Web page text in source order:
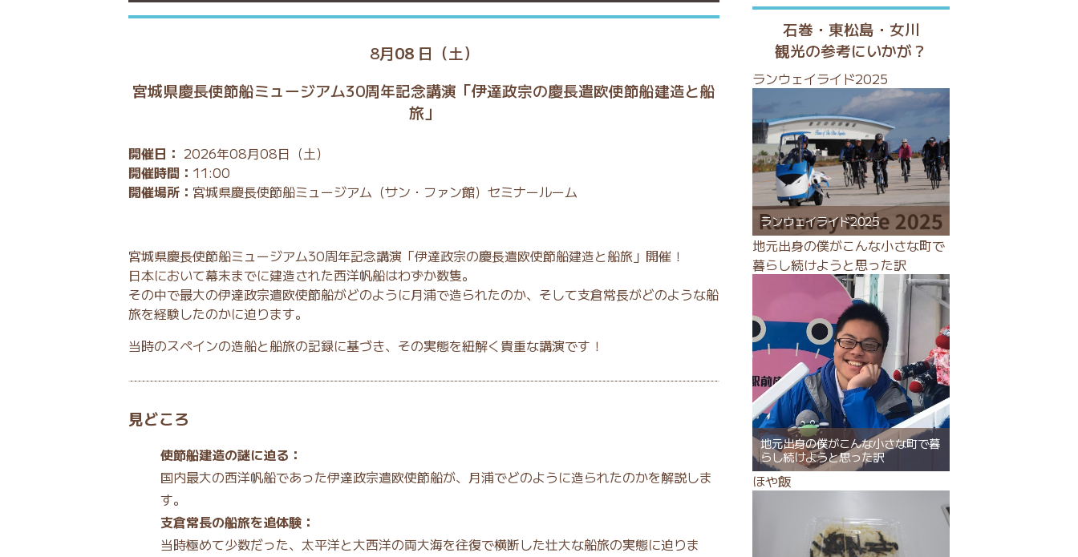
8月08 日（土）
宮城県慶長使節船ミュージアム30周年記念講演「伊達政宗の慶長遣欧使節船建造と船
旅」
開催日： 2026年08月08日（土）
開催時間： 11:00
開催場所： 宮城県慶長使節船ミュージアム（サン・ファン館）セミナールーム
宮城県慶長使節船ミュージアム30周年記念講演「伊達政宗の慶長遣欧使節船建造と船旅」開催！
日本において幕末までに建造された西洋帆船はわずか数隻。
その中で最大の伊達政宗遣欧使節船がどのように月浦で造られたのか、そして支倉常長がどのような船
旅を経験したのかに迫ります。
当時のスペインの造船と船旅の記録に基づき、その実態を紐解く貴重な講演です！
見どころ
使節船建造の謎に迫る：
国内最大の西洋帆船であった伊達政宗遣欧使節船が、月浦でどのように造られたのかを解説しま
す。
支倉常長の船旅を追体験：
当時極めて少数だった、太平洋と大西洋の両大海を往復で横断した壮大な船旅の実態に迫りま
石巻・東松島・女川
観光の参考にいかが？
ランウェイライド2025
ランウェイライド2025
地元出身の僕がこんな小さな町で
暮らし続けようと思った訳
地元出身の僕がこんな小さな町で暮
らし続けようと思った訳
ほや飯